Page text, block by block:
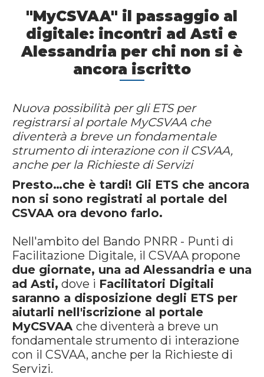
"MyCSVAA" il passaggio al
digitale: incontri ad Asti e
Alessandria per chi non si è
ancora iscritto
Nuova possibilità per gli ETS per
registrarsi al portale MyCSVAA che
diventerà a breve un fondamentale
strumento di interazione con il CSVAA,
anche per la Richieste di Servizi
Presto…che è tardi! Gli ETS che ancora
non si sono registrati al portale del
CSVAA ora devono farlo.
Nell'ambito del Bando PNRR - Punti di
Facilitazione Digitale, il CSVAA propone
due giornate, una ad Alessandria e una
ad Asti, dove i Facilitatori Digitali
saranno a disposizione degli ETS per
aiutarli nell'iscrizione al portale
MyCSVAA che diventerà a breve un
fondamentale strumento di interazione
con il CSVAA, anche per la Richieste di
Servizi.